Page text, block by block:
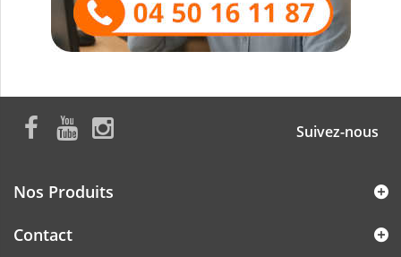
Suivez-nous
Nos Produits
Contact